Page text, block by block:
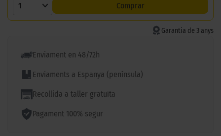
1 Comprar
Garantia de 3 anys
Enviament en 48/72h
Enviaments a Espanya (península)
Recollida a taller gratuïta
Pagament 100% segur